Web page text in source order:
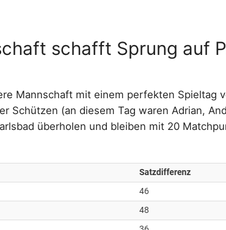
schafft Sprung auf
Mannschaft mit einem perfekten
Schützen (an diesem Tag waren Adrian,
überholen und bleiben mit 20